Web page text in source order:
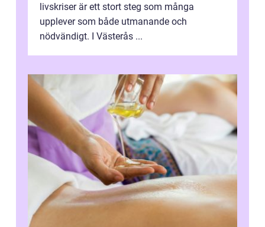
livskriser är ett stort steg som många
upplever som både utmanande och
nödvändigt. I Västerås ...